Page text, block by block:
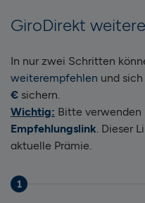
GiroDirekt
In nur zwei Schritten
weiterempfehlen und
€ sichern.
Wichtig: Bitte verwenden
Empfehlungslink. Dieser
aktuelle Prämie.
1